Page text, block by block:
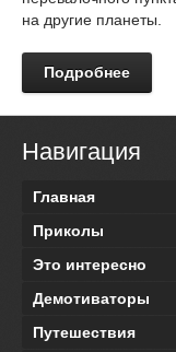
на другие планеты.
Подробнее
Навигация
Главная
Приколы
Это интересно
Демотиваторы
Путешествия